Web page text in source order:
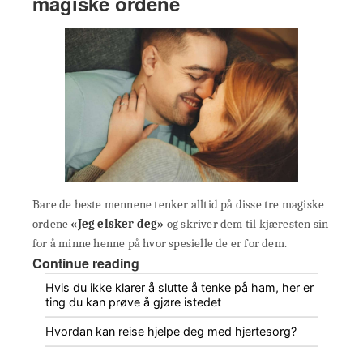
Bare de beste mennene tenker alltid på disse tre magiske
ordene«Jeg elsker deg» og skriver dem til kjæresten sin
for å minne henne på hvor spesielle de er for dem.
Continue reading
Hvis du ikke klarer å slutte å tenke på ham, her er
ting du kan prøve å gjøre istedet
Hvordan kan reise hjelpe deg med hjertesorg?